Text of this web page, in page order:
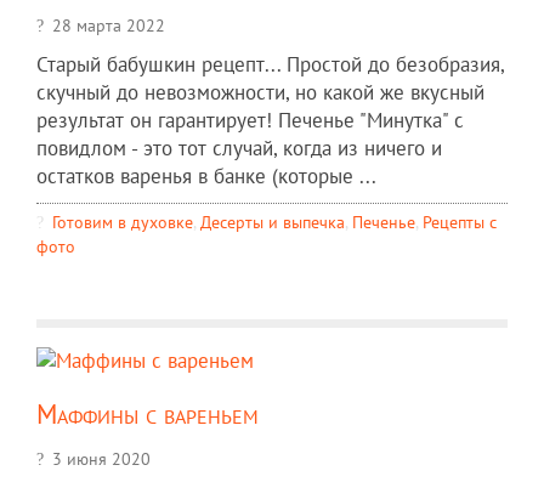
28 марта 2022
Старый бабушкин рецепт... Простой до безобразия,
скучный до невозможности, но какой же вкусный
результат он гарантирует! Печенье "Минутка" с
повидлом - это тот случай, когда из ничего и
остатков варенья в банке (которые ...
Готовим в духовке, Десерты и выпечка, Печенье, Рецепты c
фото
Маффины с вареньем
3 июня 2020